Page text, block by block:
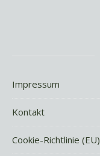
Impressum
Kontakt
Cookie-Richtlinie (EU)